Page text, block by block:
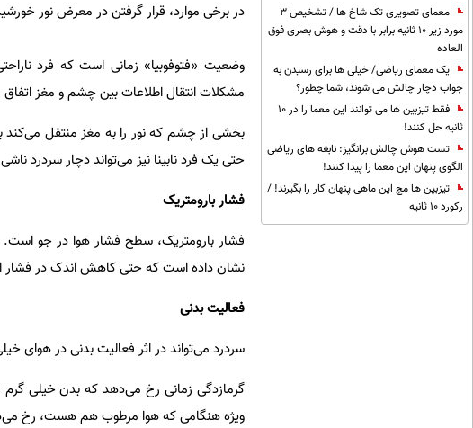
معمای تصویری تک شاخ ها / تشخیص 3
مورد زیر 10 ثانیه برابر با دقت و هوش بصری فوق
العاده
یک معمای ریاضی/ خیلی ها برای رسیدن به
جواب دچار چالش می شوند، شما چطور؟
فقط تیزبین ها می توانند این معما را در 10
ثانیه حل کنند!
تست هوش چالش برانگیز: نابغه های ریاضی
الگوی پنهان این معما را پیدا کنند!
تیزبین ها مچ این ماهی پنهان کار را بگیرند! /
رکورد 10 ثانیه
در برخی موارد، قرار گرفتن در معرض نور
وضعیت «فتوفوبیا» زمانی است که فرد
مشکلات انتقال اطلاعات بین چشم و مغز اتفاق
بخشی از چشم که نور را به مغز منتقل
حتی یک فرد نابینا نیز می‌تواند دچار سردرد
فشار بارومتریک
فشار بارومتریک، سطح فشار هوا در جو است.
نشان داده است که حتی کاهش اندک در فشار
فعالیت بدنی
سردرد می‌تواند در اثر فعالیت بدنی در هوای
گرمازدگی زمانی رخ می‌دهد که بدن خیلی گرم
ویژه هنگامی که هوا مرطوب هم هست، رخ